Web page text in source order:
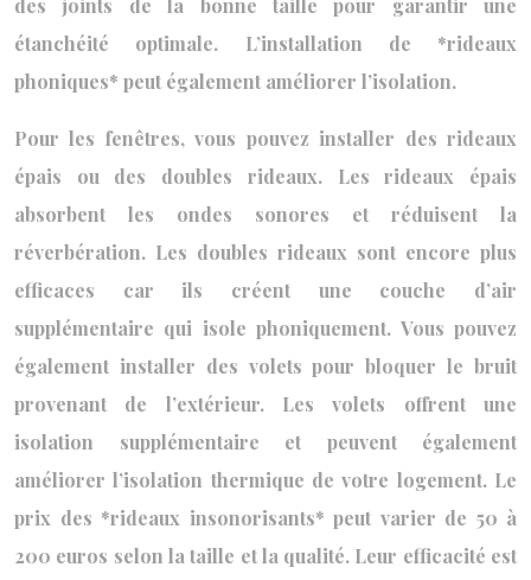
des joints de la bonne taille pour garantir une
étanchéité optimale. L’installation de *rideaux
phoniques* peut également améliorer l’isolation.
Pour les fenêtres, vous pouvez installer des rideaux
épais ou des doubles rideaux. Les rideaux épais
absorbent les ondes sonores et réduisent la
réverbération. Les doubles rideaux sont encore plus
efficaces car ils créent une couche d’air
supplémentaire qui isole phoniquement. Vous pouvez
également installer des volets pour bloquer le bruit
provenant de l’extérieur. Les volets offrent une
isolation supplémentaire et peuvent également
améliorer l’isolation thermique de votre logement. Le
prix des *rideaux insonorisants* peut varier de 50 à
200 euros selon la taille et la qualité. Leur efficacité est